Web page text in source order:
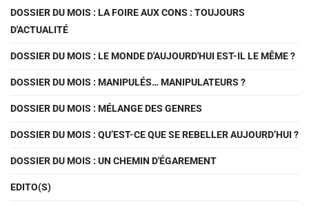
DOSSIER DU MOIS : LA FOIRE AUX CONS : TOUJOURS
D'ACTUALITÉ
DOSSIER DU MOIS : LE MONDE D'AUJOURD'HUI EST-IL LE MÊME ?
DOSSIER DU MOIS : MANIPULÉS… MANIPULATEURS ?
DOSSIER DU MOIS : MÉLANGE DES GENRES
DOSSIER DU MOIS : QU’EST-CE QUE SE REBELLER AUJOURD’HUI ?
DOSSIER DU MOIS : UN CHEMIN D'ÉGAREMENT
EDITO(S)